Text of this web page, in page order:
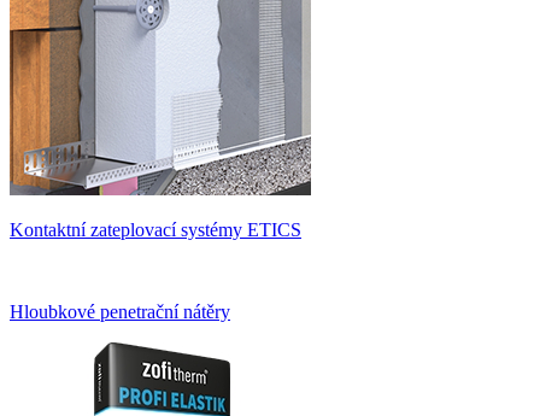
Kontaktní zateplovací systémy ETICS
Hloubkové penetrační nátěry